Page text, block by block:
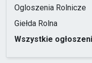
Ogloszenia Rolnicze
Giełda Rolna
Wszystkie